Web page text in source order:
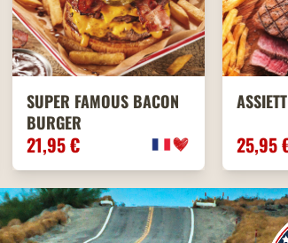
SUPER FAMOUS BACON
BURGER
21,95 € 25,95